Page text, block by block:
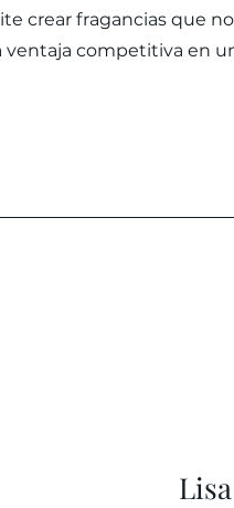
crear fragancias que
ventaja competitiva en